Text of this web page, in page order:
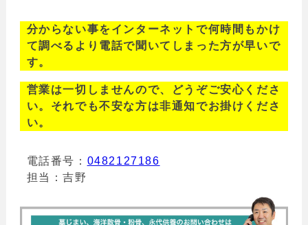
分からない事をインターネットで何時間もかけ
て調べるより電話で聞いてしまった方が早いで
す。
営業は一切しませんので、どうぞご安心くださ
い。それでも不安な方は非通知でお掛けくださ
い。
電話番号： 0482127186
担当：吉野